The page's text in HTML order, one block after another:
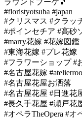
#floristyotsuba #japan
#クリスマス #クラッ
#ポインセチア #高砂
#marry花嫁 #花嫁図鑑
#東海花嫁 #プレ花嫁
#フラワーショップ #
#名古屋花嫁
#名古屋花屋お洒落
#名古屋花屋 #日進花
#長久手花屋 #瀬戸花
#オペラTheOpera #オ